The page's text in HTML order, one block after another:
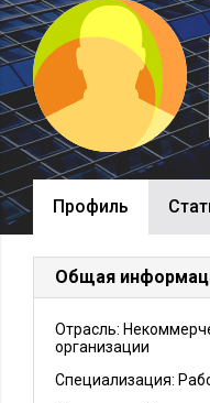
Профиль
Общая
Отрасль:
организации
Специализация: